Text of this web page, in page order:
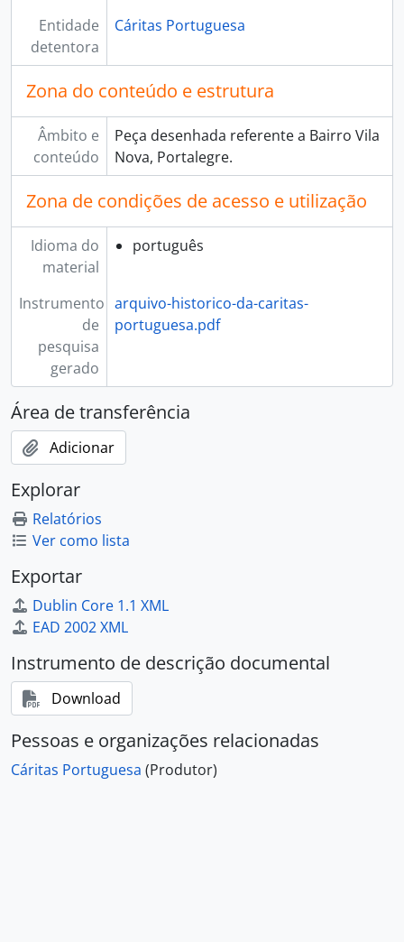
Entidade
detentora
Cáritas Portuguesa
Zona do conteúdo e estrutura
Âmbito e
conteúdo
Peça desenhada referente a Bairro Vila
Nova, Portalegre.
Zona de condições de acesso e utilização
Idioma do
material
português
Instrumento
de
pesquisa
gerado
arquivo-historico-da-caritas-
portuguesa.pdf
Área de transferência
Adicionar
Explorar
Relatórios
Ver como lista
Exportar
Dublin Core 1.1 XML
EAD 2002 XML
Instrumento de descrição documental
Download
Pessoas e organizações relacionadas
Cáritas Portuguesa (Produtor)